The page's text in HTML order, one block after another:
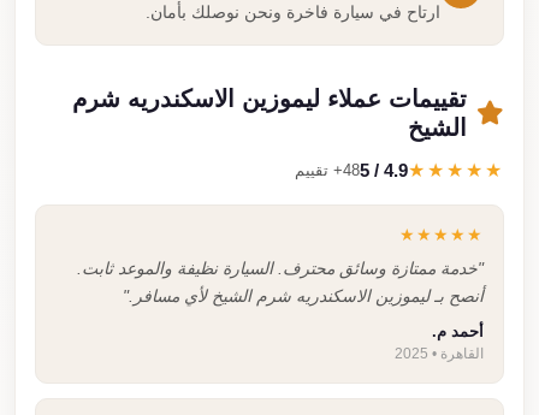
ارتاح في سيارة فاخرة ونحن نوصلك بأمان.
تقييمات عملاء ليموزين الاسكندريه شرم
الشيخ
★★★★★
4.9 / 5 48+ تقييم
★★★★★
"خدمة ممتازة وسائق محترف. السيارة نظيفة والموعد ثابت.
أنصح بـ ليموزين الاسكندريه شرم الشيخ لأي مسافر."
أحمد م.
القاهرة • 2025